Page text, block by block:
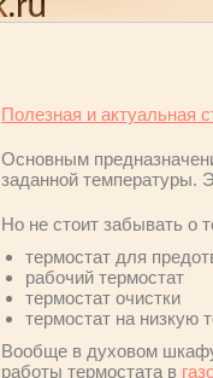
Полезная и актуальная
Основным
заданной температуры.
Но не стоит забывать о
термостат для
рабочий термостат
термостат очистки
термостат на низкую
Вообще в духовом шкафу
работы термостата в